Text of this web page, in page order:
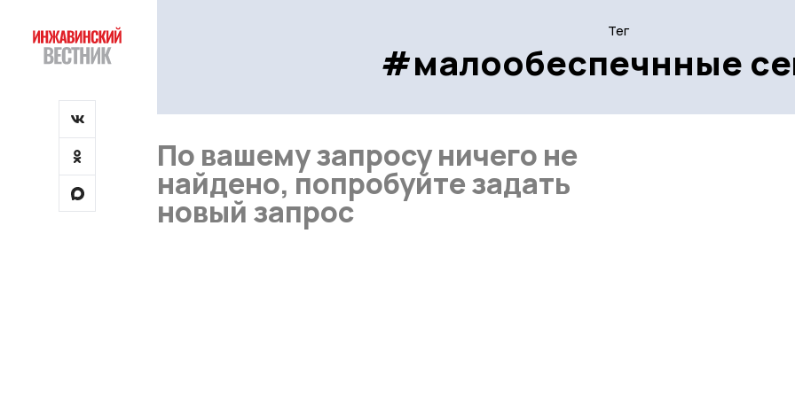
Тег
#малообеспечнные
По вашему запросу ничего не
найдено, попробуйте задать
новый запрос